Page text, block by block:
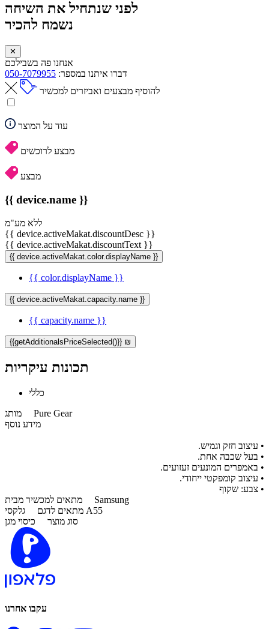
לפני שנתחיל את השיחה
נשמח להכיר
✕
אנחנו פה בשבילכם
דברו איתנו במספר: 050-7079955
להוסיף מבצעים ואביזרים למכשיר
עוד על המוצר
מבצע לרוכשים
מבצע
{{ device.name }}
ללא מע"מ
{{ device.activeMakat.discountDesc }}
{{ device.activeMakat.discountText }}
{{ device.activeMakat.color.displayName }}
{{ color.displayName }}
{{ device.activeMakat.capacity.name }}
{{ capacity.name }}
{{getAdditionalsPriceSelected()}} ₪
תכונות עיקריות
כללי
מותג Pure Gear
מידע נוסף
• עיצוב חזק וגמיש.
• בעל שכבה אחת.
• באמפרים המונעים זעזועים.
• עיצוב קומפקטי ייחודי.
• צבע: שקוף
מתאים למכשיר מבית Samsung
מתאים לדגם גלקסי A55
סוג מוצר כיסוי מגן
עקבו אחרנו